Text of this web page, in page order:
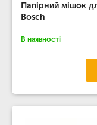
Папірний мішок
Bosch
В наявності